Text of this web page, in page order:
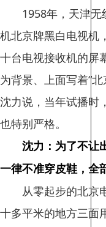
1958年，天津
机北京牌黑白电视机
十台电视接收机的屏
为背景、上面写着“
沈力说，当年试播时
也特别严格。
沈力：为了不让
一律不准穿皮鞋，全
从零起步的北京
十多平米的地方三面